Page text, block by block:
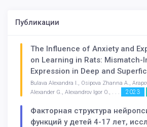
Публикации
The Influence of Anxiety and
on Learning in Rats: Mismatch-
Expression in Deep and
Bulava Alexandra I., Osipova Zhanna A.,
Alexander G., Alexandrov Igor O., . . .
2023
Факторная структура
функций у детей 4-17 лет,